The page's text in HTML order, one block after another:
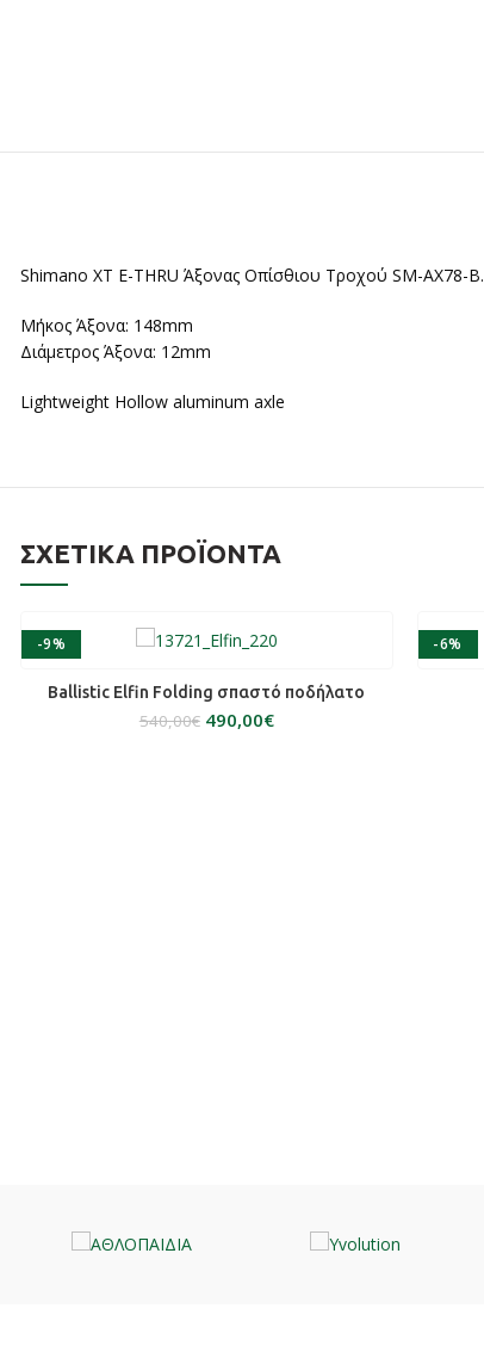
Shimano XT E-THRU Άξονας Οπίσθιου Τροχού SM-AX78-B.
Μήκος Άξονα: 148mm
Διάμετρος Άξονα: 12mm
Lightweight Hollow aluminum axle
ΣΧΕΤΙΚΆ ΠΡΟΪΌΝΤΑ
-9%
SOLD OUTΔΙΑΒΆΣΤΕ ΠΕΡΙΣΣΌΤΕΡΑ
Ballistic Elfin Folding σπαστό ποδήλατο
540,00€ 490,00€
-6%